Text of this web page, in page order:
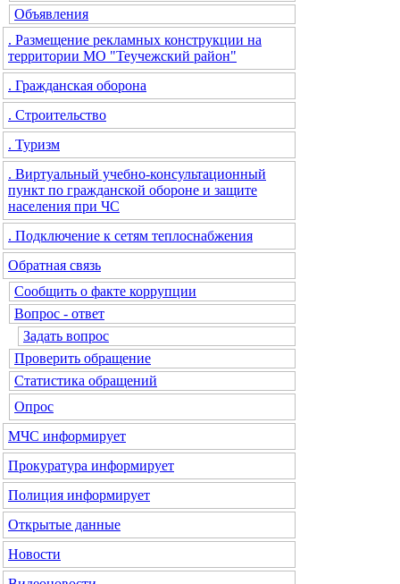
Объявления
. Размещение рекламных конструкции на
территории МО "Теучежский район"
. Гражданская оборона
. Строительство
. Туризм
. Виртуальный учебно-консультационный
пункт по гражданской обороне и защите
населения при ЧС
. Подключение к сетям теплоснабжения
Обратная связь
Сообщить о факте коррупции
Вопрос - ответ
Задать вопрос
Проверить обращение
Статистика обращений
Опрос
МЧС информирует
Прокуратура информирует
Полиция информирует
Открытые данные
Новости